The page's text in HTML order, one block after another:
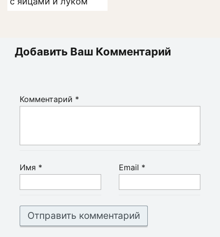
Добавить Ваш Комментарий
Комментарий *
Имя * Email *